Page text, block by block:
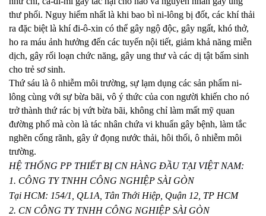
thư phổi. Nguy hiểm nhất là khi bao bì ni-lông bị đốt, các khí thải
ra đặc biệt là khí đi-ô-xin có thể gây ngộ độc, gây ngất, khó thở,
ho ra máu ảnh hưởng đến các tuyến nội tiết, giảm khả năng miễn
dịch, gây rối loạn chức năng, gây ung thư và các dị tật bẩm sinh
cho trẻ sơ sinh.
Thứ sáu là ô nhiễm môi trường, sự lạm dụng các sản phẩm ni-
lông cùng với sự bừa bãi, vô ý thức của con người khiến cho nó
trở thành thứ rác bị vứt bừa bãi, không chỉ làm mất mỹ quan
đường phố mà còn là tác nhân chứa vi khuẩn gây bệnh, làm tắc
nghẽn cống rãnh, gây ứ đọng nước thải, hôi thối, ô nhiễm môi
trường.
HỆ THỐNG PP THIẾT BỊ CN HÀNG ĐẦU TẠI VIỆT NAM:
1. CÔNG TY TNHH CÔNG NGHIỆP SÀI GÒN
Tại HCM: 154/1, QL1A, Tân Thới Hiệp, Quận 12, TP HCM
2. CN CÔNG TY TNHH CÔNG NGHIỆP SÀI GÒN